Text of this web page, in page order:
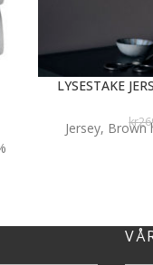
LYSESTAKE
kr
Jersey, Brown